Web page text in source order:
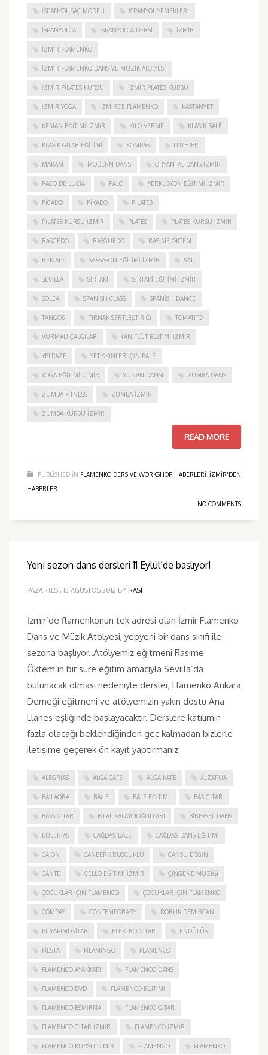
İSPANYOL SAÇ MODELI İSPANYOL YEMEKLERI
İSPANYOLCA İSPANYOLCA DERSI IZMIR
IZMIR FLAMENKO
İZMIR FLAMENKO DANS VE MÜZIK ATÖLYESI
İZMIR PILATES KURSU İZMIR PLATES KURSU
İZMIR YOGA IZMIRDE FLAMENKO KASTANYET
KEMAN EĞITIMI İZMIR KILO VERME KLASIK BALE
KLASIK GITAR EĞITIMI KOMPAS LUTHIER
MAKAM MODERN DANS ORYANTAL DANS İZMIR
PACO DE LUCIA PALO PERKÜSYON EĞITIMI İZMIR
PICADO PIKADO PILATES
PILATES KURSU İZMIR PLATES PLATES KURSU İZMIR
RASGEDO RASGUEDO RASIME ÖKTEM
REMATE SAKSAFON EĞITIMI İZMIR ŞAL
SEVILLA SIRTAKI SIRTAKI EĞITIMI İZMIR
SOLEA SPANISH CLASS SPANISH DANCE
TANGOS TIRNAK SERTLEŞTIRICI TOMATITO
VURMALI ÇALGILAR YAN FLÜT EĞITIMI İZMIR
YELPAZE YETIŞKINLER IÇIN BALE
YOGA EĞITIMI İZMIR YUNAN DANSI ZUMBA DANS
ZUMBA FITNESS ZUMBA İZMIR
ZUMBA KURSU İZMIR
READ MORE
PUBLISHED IN FLAMENKO DERS VE WORKSHOP HABERLERI, IZMIR'DEN
HABERLER
NO COMMENTS
Yeni sezon dans dersleri 11 Eylül’de başlıyor!
PAZARTESI, 13 AĞUSTOS 2012 BY RASI
İzmir’de flamenkonun tek adresi olan İzmir Flamenko
Dans ve Müzik Atölyesi, yepyeni bir dans sınıfı ile
sezona başlıyor..Atölyemiz eğitmeni Rasime
Öktem’in bir süre eğitim amacıyla Sevilla’da
bulunacak olması nedeniyle dersler, Flamenko Ankara
Derneği eğitmeni ve atölyemizin yakın dostu Ana
Llanes eşliğinde başlayacaktır. Derslere katılımın
fazla olacağı beklendiğinden geç kalmadan bizlerle
iletişime geçerek ön kayıt yaptırmanız
ALEGRIAS ALGA CAFE ALGA KAFE ALZAPUA
BAILAORA BAILE BALE EĞITIMI BAS GITAR
BASS GITAR BILAL KALAYCIOĞULLARI BIREYSEL DANS
BULERIAS ÇAĞDAŞ BALE ÇAĞDAŞ DANS EĞITIMI
CAJON CANBERK RUSCUKLU CANSU ERGIN
CANTE ÇELLO EĞITIMI İZMIR ÇINGENE MÜZIĞI
ÇOCUKLAR IÇIN FLAMENCO ÇOCUKLAR IÇIN FLAMENKO
COMPAS CONTEMPORARY DORUK DEMIRCAN
EL YAPIMI GITAR ELEKTRO GITAR ENDÜLÜS
FIESTA FILAMINGO FLAMENCO
FLAMENCO AYAKKABI FLAMENCO DANS
FLAMENCO DVD FLAMENCO EĞITIMI
FLAMENCO ESMIRNA FLAMENCO GITAR
FLAMENCO GITAR İZMIR FLAMENCO IZMIR
FLAMENCO KURSU İZMIR FLAMENGO FLAMENKO